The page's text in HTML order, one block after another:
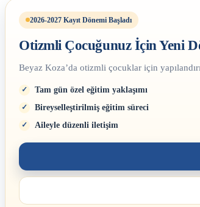
2026-2027 Kayıt Dönemi Başladı
Otizmli Çocuğunuz İçin Yeni
Beyaz Koza’da otizmli çocuklar için
Tam gün özel eğitim yaklaşımı
Bireyselleştirilmiş eğitim süreci
Aileyle düzenli iletişim